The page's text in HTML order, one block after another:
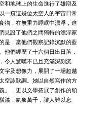
和地球上的生命進行了雄辯及
一窺這幾位太空人的宇宙日常
物，在無重力睡眠中漂浮，進
見證了他們之間獨特的漂浮家
是，當他們觀察記錄沉默的藍
他們經歷了十六個日出日落，
令人驚嘆不已且充滿深刻沉
字及想像力，展開了一場超越
空詠歎調。她以自然寫作的方
」，更以文學拓展了創作的領
溢，氣象萬千，讓人難以忘